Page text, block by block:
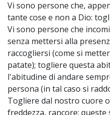
Vi sono persone che,
tante cose e non a Dio:
Vi sono persone che
senza mettersi alla
raccogliersi (come si
patate); togliere questa
l'abitudine di andare
persona (in tal caso si
Togliere dal nostro cuore
freddezza, rancore: queste